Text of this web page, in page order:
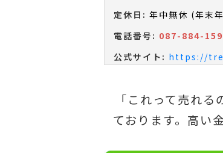
定休日: 年中無休 (年末
電話番号: 087-884-
公式サイト: https://
「これって売れ
ております。高い